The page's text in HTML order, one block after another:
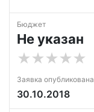
Бюджет
Не указан
Заявка опубликована
30.10.2018